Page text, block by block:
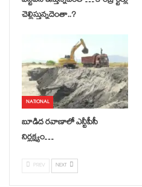
చెల్లిస్తున్నదెంతా..?
NATIONAL
బూడిద రవాణాలో ఎన్టీపీసీ
నిర్లక్ష్యం…
PREV NEXT